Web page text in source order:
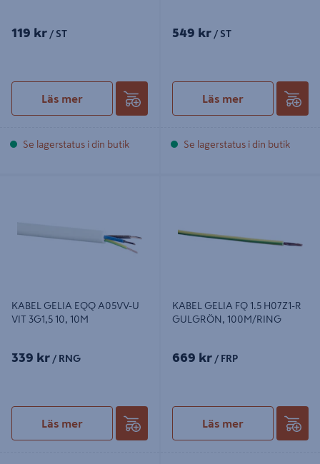
119 kr / ST
Läs mer
Se lagerstatus i din butik
549 kr / ST
Läs mer
Se lagerstatus i din butik
KABEL GELIA EQQ A05VV-U
VIT 3G1,5 10, 10M
339 kr / RNG
Läs mer
KABEL GELIA FQ 1.5 H07Z1-R
GULGRÖN, 100M/RING
669 kr / FRP
Läs mer